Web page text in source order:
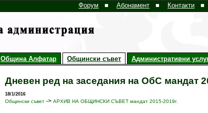
Форум ■ Абонамент ■ Контакти ■
Община Алфатар Общински съвет Административни
Дневен ред на заседания на ОбС мандат
18/1/2016
Общински съвет -> АРХИВ НА ОБЩИНСКИ СЪВЕТ мандат 2015-2019г.